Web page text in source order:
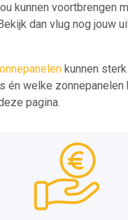
kunnen voortbrengen
dan vlug nog jouw
kunnen
én welke zonnepanelen
pagina.